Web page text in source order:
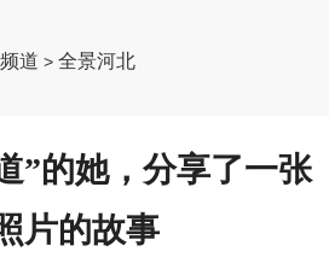
道 >全景河北
”的她，分享了一张
片的故事